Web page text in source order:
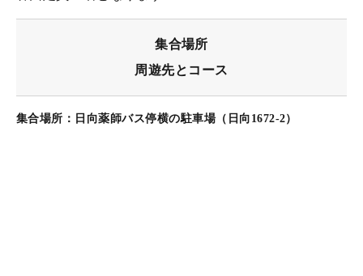
集合場所
周遊先とコース
集合場所：日向薬師バス停横の駐車場（日向1672-2）